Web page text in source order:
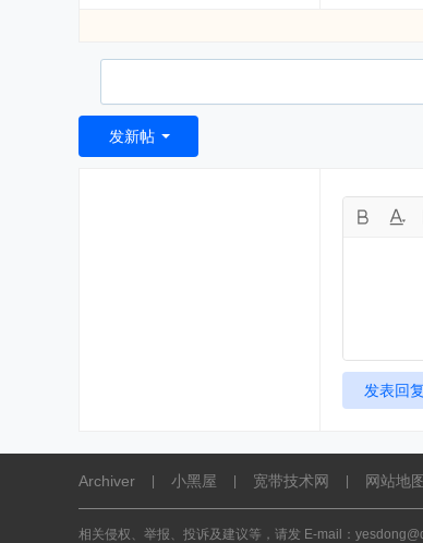
发新帖
发表回复
Archiver 小黑屋 宽带技术网 网站地图
相关侵权、举报、投诉及建议等，请发 E-mail：